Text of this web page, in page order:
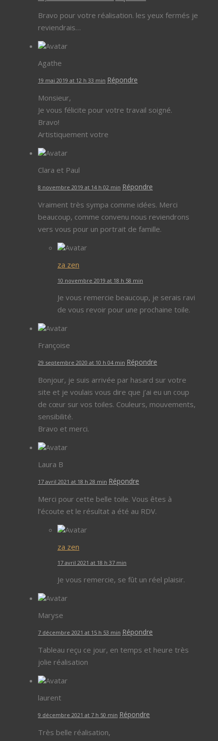
Bravo pour votre réalisation. les yeux fermés je
reviendrais…
Agathe
19 mai 2019 at 12 h 33 min Répondre
Monsieur,
Je vous félicite pour votre travail soigné.
Bravo!
Artistiquement votre
Clara et Paul
8 novembre 2019 at 14 h 02 min Répondre
Vraiment très sympa comme idées. Merci
beaucoup, comme convenu nous reviendrons
vers vous pour un portrait de famille.
za zen
10 novembre 2019 at 18 h 58 min
Je vous remercie beaucoup, je serais ravi
de vous revoir pour une prochaine toile.
Françoise
29 septembre 2020 at 10 h 04 min Répondre
Bonjour, je suis arrivée par hasard sur votre
site et je voulais vous dire que j’ai eu un coup
de cœur sur vos toiles. Couleurs, mouvements,
sensibilité.
Bravo et merci.
Laura B
17 avril 2021 at 18 h 28 min Répondre
Merci pour cette belle toile. Vous êtes à
l’écoute et le résultat a été au RDV.
za zen
17 avril 2021 at 18 h 37 min
Je vous remercie, se fût un réel plaisir.
Maryse
7 décembre 2021 at 15 h 53 min Répondre
Tableau reçu ce jour, en temps et heure très
jolie réalisation
laurent
9 décembre 2021 at 7 h 50 min Répondre
Très belle réalisation,